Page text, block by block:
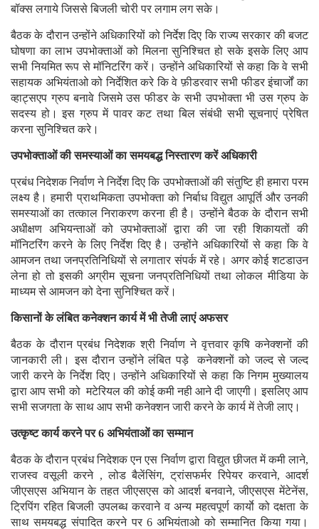
बॉक्स लगाये जिससे बिजली चोरी पर लगाम लग सके।
बैठक के दौरान उन्होंने अधिकारियों को निर्देश दिए कि राज्य सरकार की बजट
घोषणा का लाभ उपभोक्ताओं को मिलना सुनिश्चित हो सके इसके लिए आप
सभी नियमित रूप से मॉनिटरिंग करें। उन्होंने अधिकारियों से कहा कि वे सभी
सहायक अभियंताओ को निर्देशित करे कि वे फ़ीडरवार सभी फीडर इंचार्जों का
व्हाट्सएप ग्रुप बनावे जिसमे उस फीडर के सभी उपभोक्ता भी उस ग्रुप के
सदस्य हो। इस ग्रुप में पावर कट तथा बिल संबंधी सभी सूचनाएं प्रेषित
करना सुनिश्चित करे।
उपभोक्ताओं की समस्याओं का समयबद्ध निस्तारण करें अधिकारी
प्रबंध निदेशक निर्वाण ने निर्देश दिए कि उपभोक्ताओं की संतुष्टि ही हमारा परम
लक्ष्य है। हमारी प्राथमिकता उपभोक्ता को निर्बाध विद्युत आपूर्ति और उनकी
समस्याओं का तत्काल निराकरण करना ही है। उन्होंने बैठक के दौरान सभी
अधीक्षण अभियन्ताओं को उपभोक्ताओं द्वारा की जा रही शिकायतों की
मॉनिटरिंग करने के लिए निर्देश दिए है। उन्होंने अधिकारियों से कहा कि वे
आमजन तथा जनप्रतिनिधियों से लगातार संपर्क में रहे। अगर कोई शटडाउन
लेना हो तो इसकी अग्रीम सूचना जनप्रतिनिधियों तथा लोकल मीडिया के
माध्यम से आमजन को देना सुनिश्चित करें।
किसानों के लंबित कनेक्शन कार्य में भी तेजी लाएं अफसर
बैठक के दौरान प्रबंध निदेशक श्री निर्वाण ने वृत्तवार कृषि कनेक्शनों की
जानकारी ली। इस दौरान उन्होंने लंबित पड़े कनेक्शनों को जल्द से जल्द
जारी करने के निर्देश दिए। उन्होंने अधिकारियों से कहा कि निगम मुख्यालय
द्वारा आप सभी को मटेरियल की कोई कमी नही आने दी जाएगी। इसलिए आप
सभी सजगता के साथ आप सभी कनेक्शन जारी करने के कार्य में तेजी लाए।
उत्कृष्ट कार्य करने पर 6 अभियंताओं का सम्मान
बैठक के दौरान प्रबंध निदेशक एन एस निर्वाण द्वारा विद्युत छीजत में कमी लाने,
राजस्व वसूली करने , लोड बैलेंसिंग, ट्रांसफर्मर रिपेयर करवाने, आदर्श
जीएसएस अभियान के तहत जीएसएस को आदर्श बनवाने, जीएसएस मेंटेनेंस,
ट्रिपिंग रहित बिजली उपलब्ध करवाने व अन्य महत्वपूर्ण कार्याे को दक्षता के
साथ समयबद्ध संपादित करने पर 6 अभियंताओ को सम्मानित किया गया।